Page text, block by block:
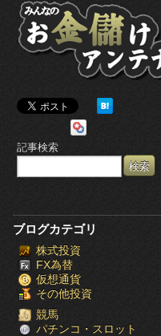
記事検索
ブログカテゴリ
株式投資
FX為替
仮想通貨
その他投資
競馬
パチンコ・スロット